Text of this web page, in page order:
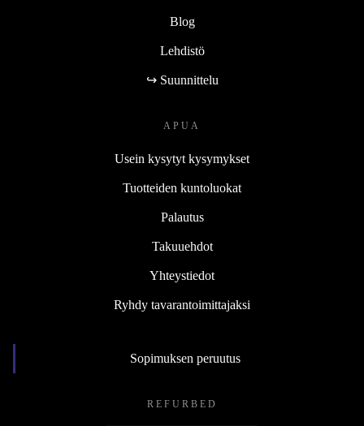
Blog
Lehdistö
↪ Suunnittelu
APUA
Usein kysytyt kysymykset
Tuotteiden kuntoluokat
Palautus
Takuuehdot
Yhteystiedot
Ryhdy tavarantoimittajaksi
Sopimuksen peruutus
REFURBED